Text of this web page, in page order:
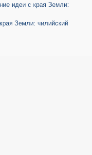
идеи с края Земли:
Земли: чилийский